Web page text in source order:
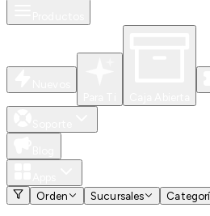
Orden
Sucursales